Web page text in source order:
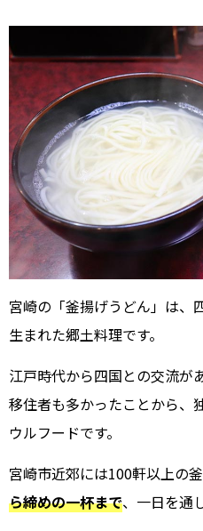
宮崎の「釜揚げうどん」は、
生まれた郷土料理です。
江戸時代から四国との交流が
移住者も多かったことから、
ウルフードです。
宮崎市近郊には100軒以上の
ら締めの一杯まで、一日を通